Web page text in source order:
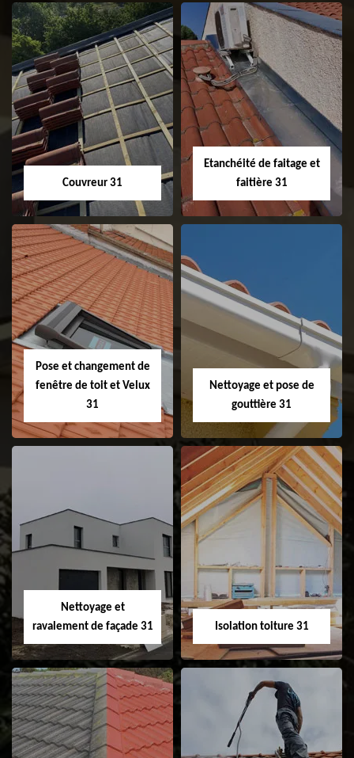
Couvreur 31
Couvreur 31
Etanchéité de faitage et
faitière 31
Etanchéité de
faitage et faitière
31
Pose et changement de
fenêtre de toit et Velux
31
Pose et
changement de
fenêtre de toit et
Velux 31
Nettoyage et pose de
gouttière 31
Nettoyage et pose
Nettoyage et
ravalement de façade 31
Nettoyage et
Isolation toiture 31
Isolation toiture 31